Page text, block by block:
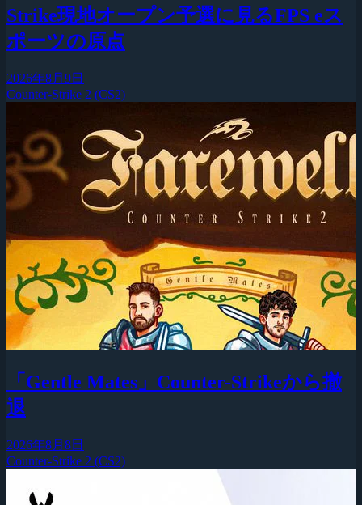
Strike現地オープン予選に見るFPS eス
ポーツの原点
2026年8月9日
Counter-Strike 2 (CS2)
「Gentle Mates」Counter-Strikeから撤
退
2026年8月8日
Counter-Strike 2 (CS2)